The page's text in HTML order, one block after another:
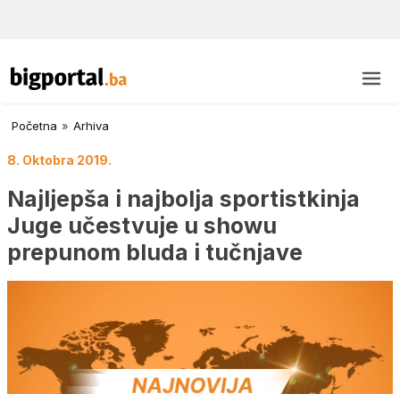
Početna » Arhiva
8. Oktobra 2019.
Najljepša i najbolja sportistkinja
Juge učestvuje u showu
prepunom bluda i tučnjave